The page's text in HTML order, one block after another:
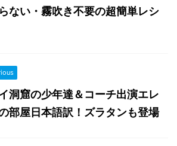
ない・霧吹き不要の超簡単レシ
洞窟の少年達＆コーチ出演エレ
部屋日本語訳！ズラタンも登場